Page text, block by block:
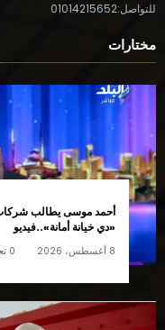
للتواصل:01014215652
مختارات
أحمد موسى يطالب شركات
«دي خيانة أمانة»..فيديو
8 أغسطس، 2026 0 تعليقات